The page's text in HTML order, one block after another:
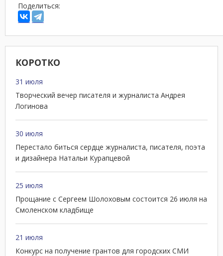
КОРОТКО
31 июля
Творческий вечер писателя и журналиста Андрея
Логинова
30 июля
Перестало биться сердце журналиста, писателя, поэта
и дизайнера Натальи Курапцевой
25 июля
Прощание с Сергеем Шолоховым состоится 26 июля на
Смоленском кладбище
21 июля
Конкурс на получение грантов для городских СМИ
Поделиться: